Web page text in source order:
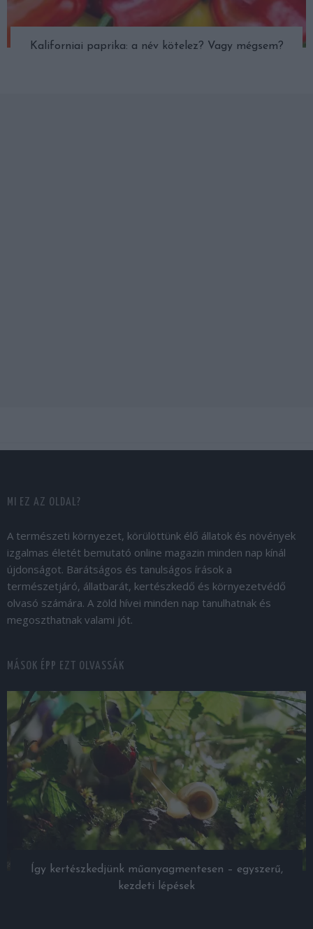
Kaliforniai paprika: a név kötelez? Vagy mégsem?
MI EZ AZ OLDAL?
A természeti környezet, körülöttünk élő állatok és növények
izgalmas életét bemutató online magazin minden nap kínál
újdonságot. Barátságos és tanulságos írások a
természetjáró, állatbarát, kertészkedő és környezetvédő
olvasó számára. A zöld hívei minden nap tanulhatnak és
megoszthatnak valami jót.
MÁSOK ÉPP EZT OLVASSÁK
Így kertészkedjünk műanyagmentesen – egyszerű,
kezdeti lépések